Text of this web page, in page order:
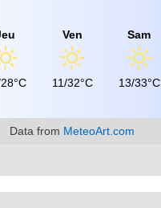
Ven
11/32°C
Sam
13/33°C
Data from MeteoArt.com